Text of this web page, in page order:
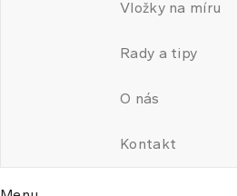
Vložky na míru
Rady a tipy
O nás
Kontakt